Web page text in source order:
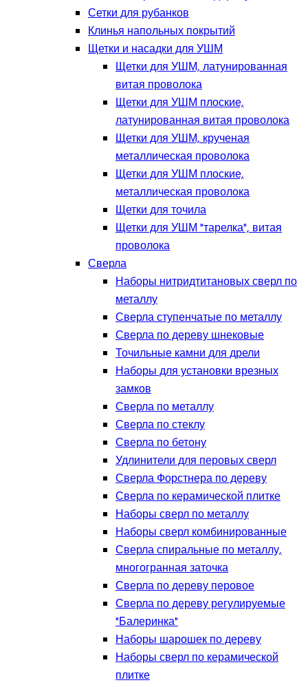
Сетки для рубанков
Клинья напольных покрытий
Щетки и насадки для УШМ
Щетки для УШМ, латунированная
витая проволока
Щетки для УШМ плоские,
латунированная витая проволока
Щетки для УШМ, крученая
металлическая проволока
Щетки для УШМ плоские,
металлическая проволока
Щетки для точила
Щетки для УШМ "тарелка", витая
проволока
Сверла
Наборы нитридтитановых сверл по
металлу
Сверла ступенчатые по металлу
Сверла по дереву шнековые
Точильные камни для дрели
Наборы для установки врезных
замков
Сверла по металлу
Сверла по стеклу
Сверла по бетону
Удлинители для перовых сверл
Сверла Форстнера по дереву
Сверла по керамической плитке
Наборы сверл по металлу
Наборы сверл комбинированные
Сверла спиральные по металлу,
многогранная заточка
Сверла по дереву перовое
Сверла по дереву регулируемые
"Балеринка"
Наборы шарошек по дереву
Наборы сверл по керамической
плитке